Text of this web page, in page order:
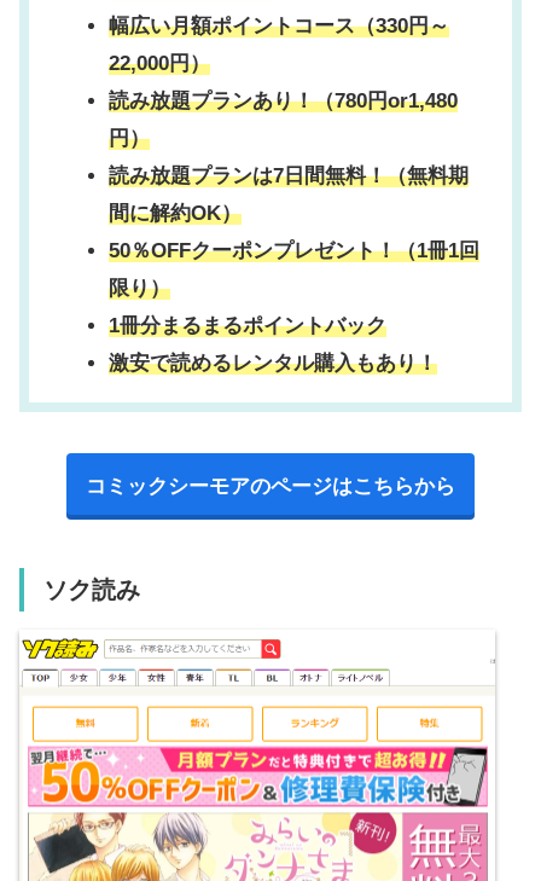
幅広い月額ポイントコース（330円～
22,000円）
読み放題プランあり！（780円or1,480
円）
読み放題プランは7日間無料！（無料期
間に解約OK）
50％OFFクーポンプレゼント！（1冊1回
限り）
1冊分まるまるポイントバック
激安で読めるレンタル購入もあり！
コミックシーモアのページはこちらから
ソク読み